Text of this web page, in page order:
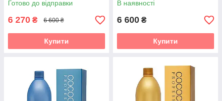
Готово до відправки
6 270 ₴ 6 600 ₴
Купити
В наявності
6 600 ₴
Купити